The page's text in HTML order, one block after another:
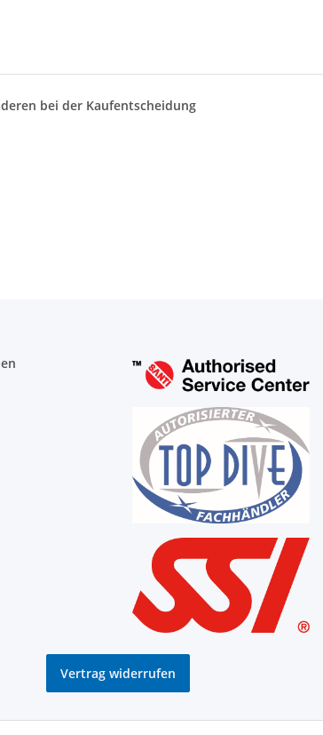
bei der Kaufentscheidung
Vertrag widerrufen